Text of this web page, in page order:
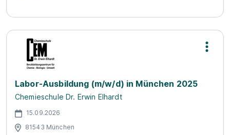
Labor-Ausbildung (m/w/d) in München 2025
Chemieschule Dr. Erwin Elhardt
15.09.2026
81543 München